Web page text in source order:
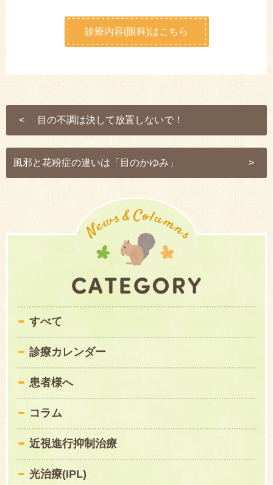
診療内容(眼科)はこちら
目の不調は決して放置しないで！
風邪と花粉症の違いは「目のかゆみ」
すべて
診療カレンダー
患者様へ
コラム
近視進行抑制治療
光治療(IPL)